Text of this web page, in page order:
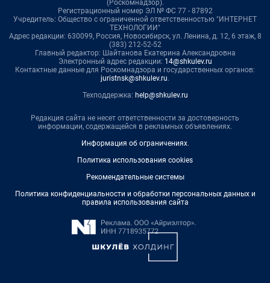
(Роскомнадзор).
Регистрационный номер ЭЛ № ФС 77 - 87892
Учредитель: Общество с ограниченной ответственностью "ИНТЕРНЕТ
ТЕХНОЛОГИИ"
Адрес редакции: 630099, Россия, Новосибирск, ул. Ленина, д. 12, 6 этаж, 8
(383) 212-52-52
Главный редактор: Шайтанова Екатерина Александровна
Электронный адрес редакции: 14@shkulev.ru
Контактные данные для Роскомнадзора и государственных органов:
juristnsk@shkulev.ru.
Техподдержка: help@shkulev.ru
Редакция сайта не несет ответственности за достоверность
информации, содержащейся в рекламных объявлениях.
Информация об ограничениях.
Политика использования cookies
Рекомендательные системы
Политика конфиденциальности и обработки персональных данных и
правила использования сайта